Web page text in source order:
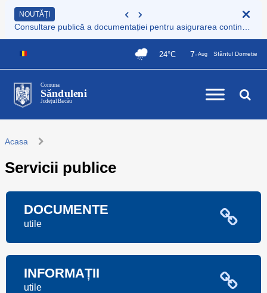
NOUTĂȚI
24°C 7-Aug Sfântul Dometie
Comuna
Sănduleni
Județul Bacău
Acasa
Servicii publice
DOCUMENTE
utile
INFORMAȚII
utile